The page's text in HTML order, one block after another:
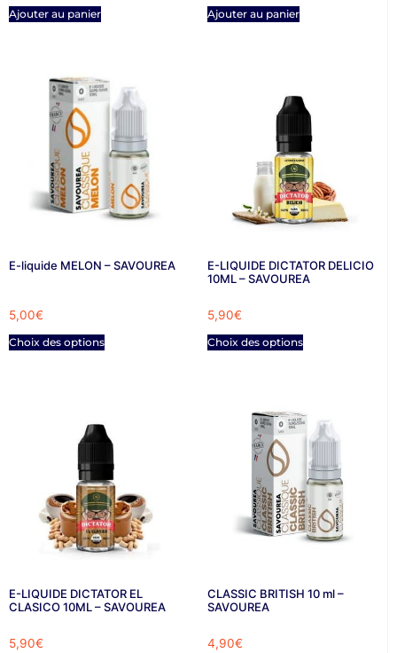
Ajouter au panier Ajouter au panier
E-liquide MELON – SAVOUREA
5,00€
Choix des options
E-LIQUIDE DICTATOR DELICIO
10ML – SAVOUREA
5,90€
Choix des options
E-LIQUIDE DICTATOR EL
CLASICO 10ML – SAVOUREA
5,90€
CLASSIC BRITISH 10 ml –
SAVOUREA
4,90€